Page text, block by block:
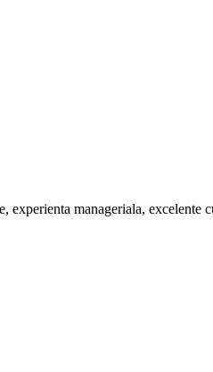
experienta manageriala, excelente